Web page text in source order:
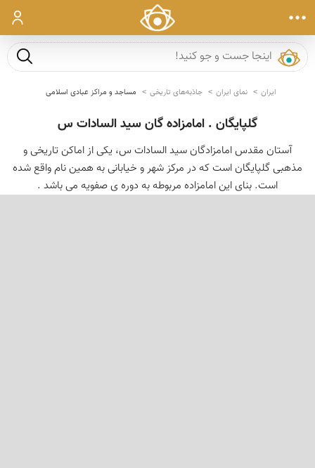
ورود
جست و
ایران نمای ایران جاذبه‌های تاریخی مساجد و مراکز عبادی اسلامی
گلپایگان . امامزاده گان سید السادات س
آستان مقدس امامزادگان سید السادات س، یکی از اماکن تاریخی و
مذهبی گلپایگان است که در مرکز شهر و خیابانی به همین نام واقع شده
است. بنای این امامزاده مربوطه به دوره ی صفویه می باشد .